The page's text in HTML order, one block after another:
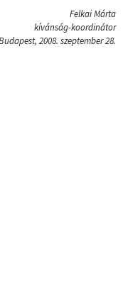
Felkai Márta
kívánság-koordinátor
2008. szeptember 28.